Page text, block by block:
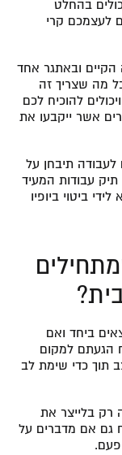
בהחלט
לעצמכם קרי
ובאתגר אחד
מה שצריך זה
להוכיח לכם
אשר ייקבעו את
תיבחן על
עבודות המעיד
ביטוי ביופיו
ביחד ואם
הגעתם למקום
תוך כדי שימת לב
רק בלייצר את
גם אם מדברים על
פעם.